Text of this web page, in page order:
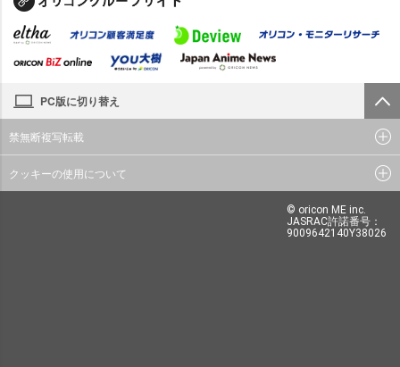
PC版に切り替え
禁無断複写転載
クッキーの使用について
© oricon ME inc.
JASRAC許諾番号：
9009642140Y38026